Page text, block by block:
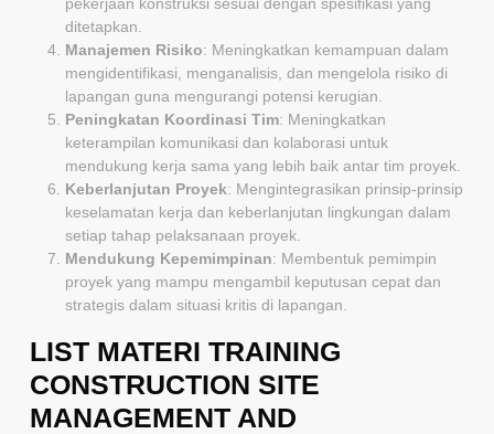
ditetapkan.
Manajemen Risiko: Meningkatkan kemampuan dalam
mengidentifikasi, menganalisis, dan mengelola risiko di
lapangan guna mengurangi potensi kerugian.
Peningkatan Koordinasi Tim: Meningkatkan
keterampilan komunikasi dan kolaborasi untuk
mendukung kerja sama yang lebih baik antar tim proyek.
Keberlanjutan Proyek: Mengintegrasikan prinsip-prinsip
keselamatan kerja dan keberlanjutan lingkungan dalam
setiap tahap pelaksanaan proyek.
Mendukung Kepemimpinan: Membentuk pemimpin
proyek yang mampu mengambil keputusan cepat dan
strategis dalam situasi kritis di lapangan.
LIST MATERI TRAINING
CONSTRUCTION SITE
MANAGEMENT AND